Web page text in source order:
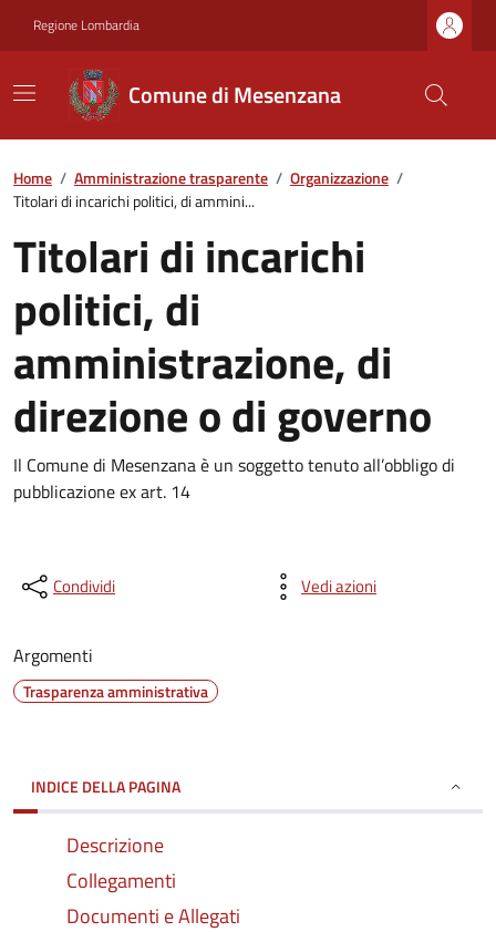
Regione Lombardia
Comune di Mesenzana
Home / Amministrazione trasparente / Organizzazione /
Titolari di incarichi politici, di ammini...
Titolari di incarichi
politici, di
amministrazione, di
direzione o di governo
Il Comune di Mesenzana è un soggetto tenuto all’obbligo di
pubblicazione ex art. 14
Condividi Vedi azioni
Argomenti
Trasparenza amministrativa
INDICE DELLA PAGINA
Descrizione
Collegamenti
Documenti e Allegati